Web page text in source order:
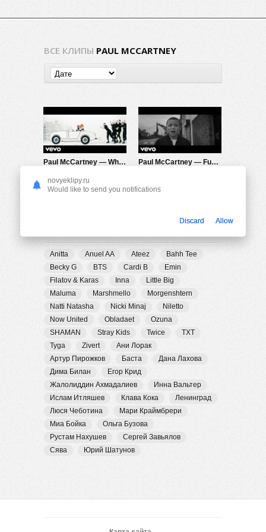
ВСЕ КЛИПЫ PAUL MCCARTNEY
Paul McCartney — Who Cares
Paul McCartney — Fuh You
Anitta Anuel AA Ateez
Bahh Tee
Becky G
BTS Cardi B
Emin
Filatov & Karas
Inna
Little Big
Maluma
Marshmello
Morgenshtern
Natti Natasha
Nicki Minaj
Niletto
Now United
Obladaet
Ozuna
SHAMAN
Stray Kids Twice
TXT
Tyga
Zivert
Ани Лорак
Артур Пирожков
Баста
Дана Лахова
Дима Билан
Егор Крид
Жалолиддин Ахмадалиев
Инна Вальтер
Ислам Итляшев
Клава Кока
Ленинград
Люся Чеботина
Мари Краймбрери
Миа Бойка
Ольга Бузова
Рустам Нахушев
Сергей Завьялов
Сява
Юрий Шатунов
novyeklipy.ru
Would like to send you notifications
Discard Allow